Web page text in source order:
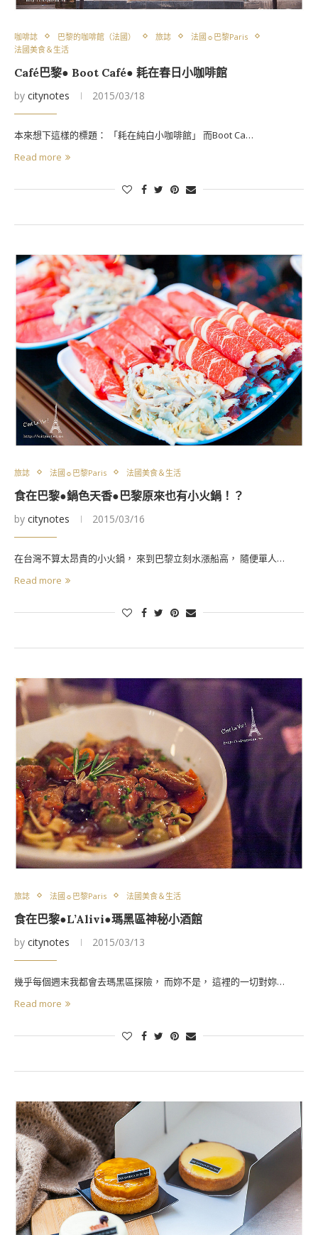
咖啡誌 巴黎的咖啡館（法國） 旅誌
法國☼巴黎Paris
法國美食＆生活
Café巴黎● Boot Café● 耗在春日小咖啡館
by citynotes 2015/03/18
本來想下這樣的標題： 「耗在純白小咖啡館」 而Boot Ca…
Read more
旅誌 法國☼巴黎Paris 法國美食＆生活
食在巴黎●鍋色天香●巴黎原來也有小火鍋！？
by citynotes 2015/03/16
在台灣不算太昂貴的小火鍋， 來到巴黎立刻水漲船高， 隨便單人…
Read more
旅誌 法國☼巴黎Paris 法國美食＆生活
食在巴黎●L’Alivi●瑪黑區神秘小酒館
by citynotes 2015/03/13
幾乎每個週末我都會去瑪黑區探險， 而妳不是， 這裡的一切對妳…
Read more